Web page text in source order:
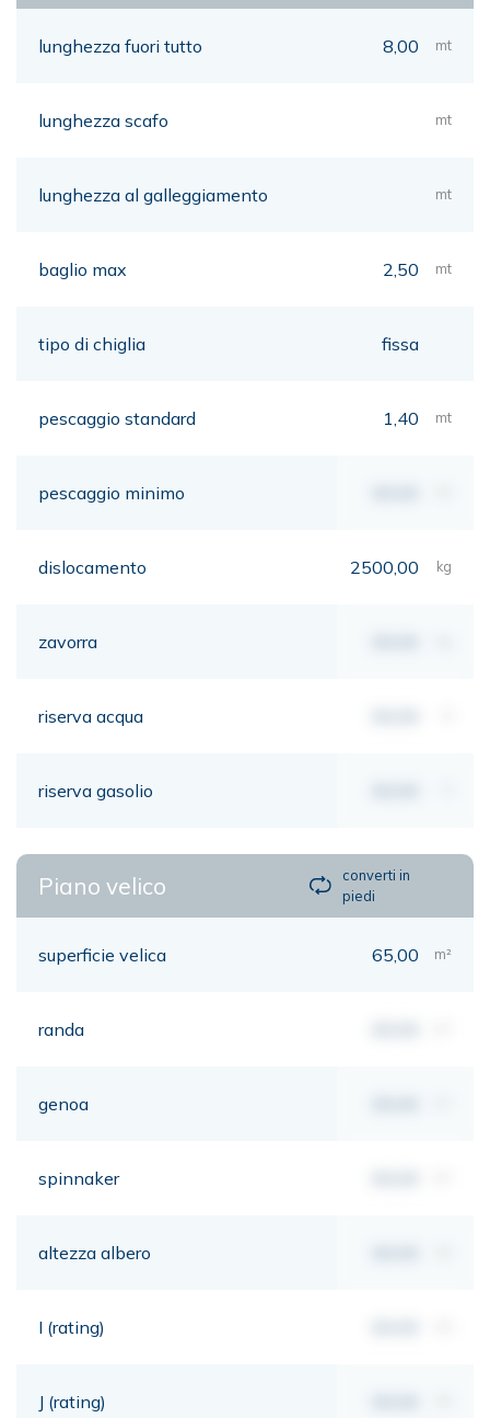
lunghezza fuori tutto 8,00 mt
lunghezza scafo mt
lunghezza al galleggiamento mt
baglio max 2,50 mt
tipo di chiglia fissa
pescaggio standard 1,40 mt
pescaggio minimo
dislocamento 2500,00 kg
zavorra
riserva acqua
riserva gasolio
Piano velico
converti in
piedi
superficie velica 65,00 m²
randa
genoa
spinnaker
altezza albero
I (rating)
J (rating)